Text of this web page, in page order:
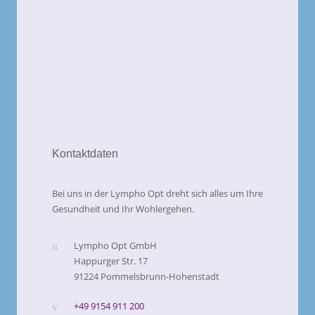
Kontaktdaten
Bei uns in der Lympho Opt dreht sich alles um Ihre
Gesundheit und Ihr Wohlergehen.
Lympho Opt GmbH
Happurger Str. 17
91224 Pommelsbrunn-Hohenstadt
+49 9154 911 200